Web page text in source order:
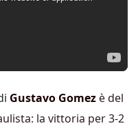
Gustavo Gomez è del
la vittoria per 3-2